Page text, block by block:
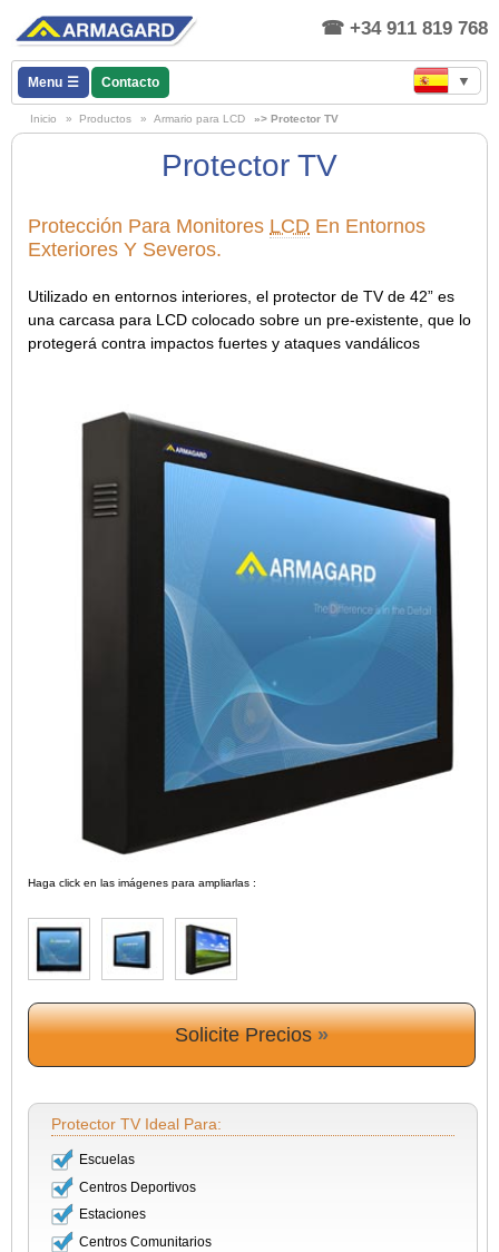
+34 911 819 768
Menu Contacto ▼
Inicio » Productos » Armario para LCD »> Protector TV
Protector TV
Protección Para Monitores LCD En Entornos
Exteriores Y Severos.
Utilizado en entornos interiores, el protector de TV de 42” es
una carcasa para LCD colocado sobre un pre-existente, que lo
protegerá contra impactos fuertes y ataques vandálicos
Haga click en las imágenes para ampliarlas :
Solicite Precios»
Protector TV Ideal Para:
Escuelas
Centros Deportivos
Estaciones
Centros Comunitarios